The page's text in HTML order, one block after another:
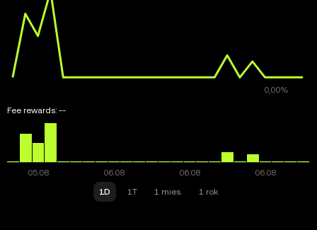
Fee rewards: --
1D 1T 1 mies. 1 rok